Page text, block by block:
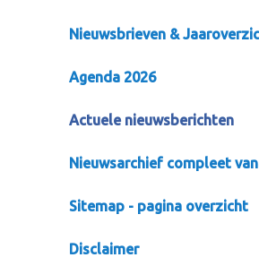
Nieuwsbrieven &
Agenda 2026
Actuele nieuwsberichten
Nieuwsarchief compleet
Sitemap - pagina overzicht
Disclaimer